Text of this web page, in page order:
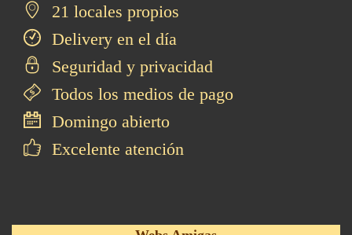
21 locales propios
Delivery en el día
Seguridad y privacidad
Todos los medios de pago
Domingo abierto
Excelente atención